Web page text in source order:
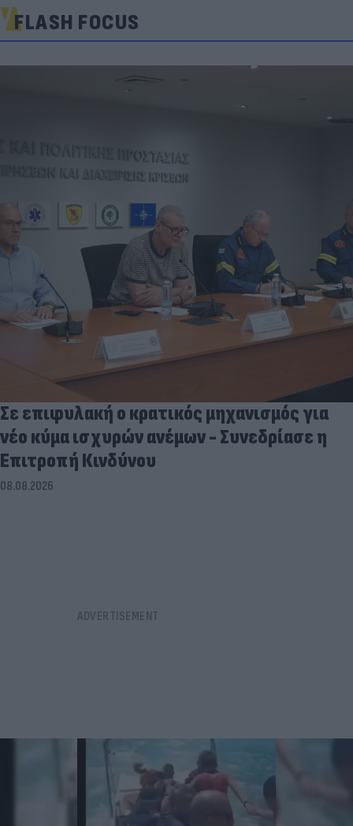
FLASH FOCUS
Σε επιφυλακή ο κρατικός μηχανισμός για
νέο κύμα ισχυρών ανέμων - Συνεδρίασε η
Επιτροπή Κινδύνου
08.08.2026